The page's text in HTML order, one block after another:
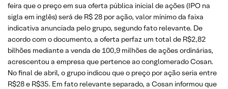
feira ‌que o preço em sua oferta pública inicial de ações (IPO na
‌sigla em inglês) será de R$ 28 por ação, valor mínimo da faixa
indicativa anunciada pelo grupo, segundo fato relevante. De
acordo com o ⁠documento, ‌a oferta perfaz um total ⁠de R$2,82
bilhões mediante a venda de 100,9 milhões de ações ordinárias,
acrescentou a empresa que pertence ao conglomerado Cosan.
No ​final de abril, o grupo indicou que o preço por ação ​seria entre
R$28 e R$35. Em fato relevante separado, a Cosan informou que